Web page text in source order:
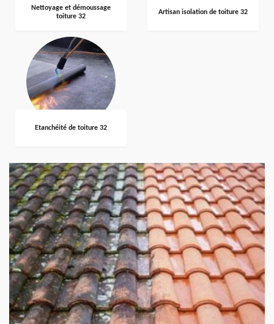
Nettoyage et démoussage
toiture 32
Artisan isolation de toiture 32
Etanchéité de toiture 32